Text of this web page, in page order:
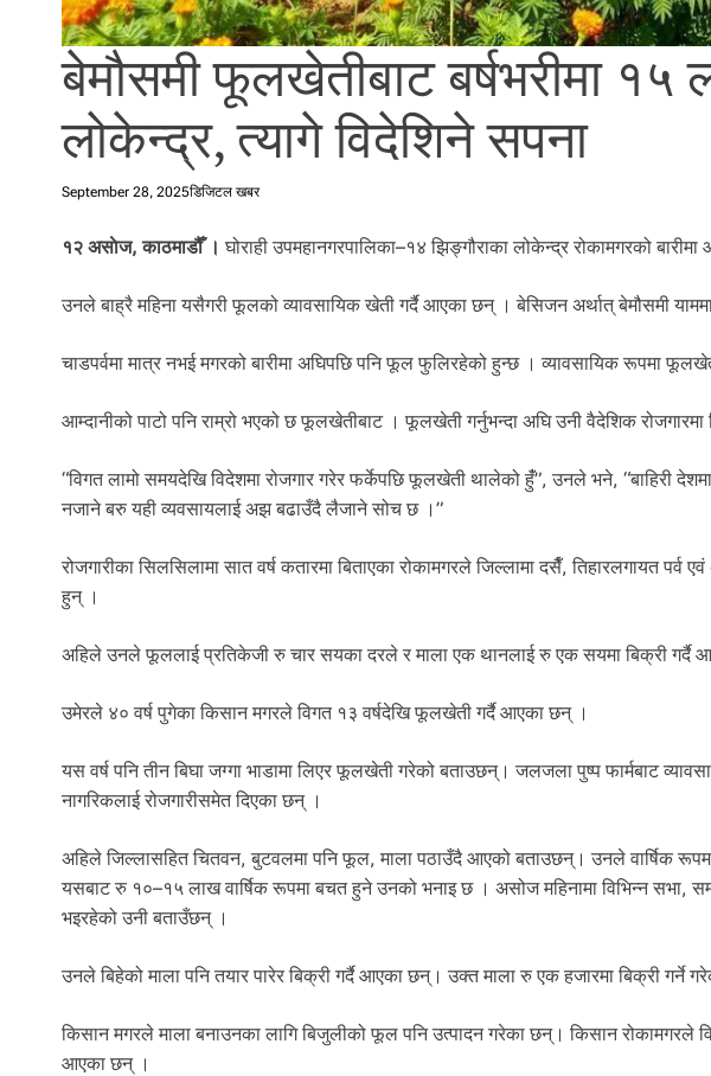
l
i
.बेमौसमी फूलखेतीबाट बर्षभरीमा
लोकेन्द्र, त्यागे विदेशिने सपना
September 28, 2025डिजिटल खबर
१२ असाेज, काठमाडौँ । घोराही उपमहानगरपालिका–१४ झिङ्गौराका लोकेन्द्र रोकामगरको
उनले बाह्रै महिना यसैगरी फूलको व्यावसायिक खेती गर्दै आएका छन् । बेसिजन अर्थात् बेमौसमी
चाडपर्वमा मात्र नभई मगरको बारीमा अघिपछि पनि फूल फुलिरहेको हुन्छ । व्यावसायिक रूपमा
आम्दानीको पाटो पनि राम्रो भएको छ फूलखेतीबाट । फूलखेती गर्नुभन्दा अघि उनी वैदेशिक रोजगारमा
“विगत लामो समयदेखि विदेशमा रोजगार गरेर फर्केपछि फूलखेती थालेको हुँं”, उनले भने, “बाहिरी
नजाने बरु यही व्यवसायलाई अझ बढाउँदै लैजाने सोच छ ।”
रोजगारीका सिलसिलामा सात वर्ष कतारमा बिताएका रोकामगरले जिल्लामा दसैँ, तिहारलगायत
हुन् ।
अहिले उनले फूललाई प्रतिकेजी रु चार सयका दरले र माला एक थानलाई रु एक सयमा बिक्री गर्दै
उमेरले ४० वर्ष पुगेका किसान मगरले विगत १३ वर्षदेखि फूलखेती गर्दै आएका छन् ।
यस वर्ष पनि तीन बिघा जग्गा भाडामा लिएर फूलखेती गरेको बताउछन्। जलजला पुष्प फार्मबाट
नागरिकलाई रोजगारीसमेत दिएका छन् ।
अहिले जिल्लासहित चितवन, बुटवलमा पनि फूल, माला पठाउँदै आएको बताउछन्। उनले वार्षिक
यसबाट रु १०–१५ लाख वार्षिक रूपमा बचत हुने उनको भनाइ छ । असोज महिनामा विभिन्न सभा,
भइरहेको उनी बताउँछन् ।
उनले बिहेको माला पनि तयार पारेर बिक्री गर्दै आएका छन्। उक्त माला रु एक हजारमा बिक्री गर्ने
किसान मगरले माला बनाउनका लागि बिजुलीको फूल पनि उत्पादन गरेका छन्। किसान रोकामगरले
आएका छन् ।